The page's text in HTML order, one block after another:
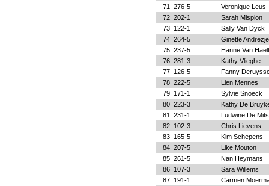
71
276-5
Veronique Leus
72 202-1
Sarah Misplon
73 122-1
Sally Van Dyck
74 264-5
Ginette
75 237-5
Hanne Van
76 281-3
Kathy Vlieghe
77 126-5
Fanny
78 222-5
Lien Mennes
79 171-1
Sylvie Snoeck
80 223-3
Kathy De
81
231-1
Ludwine De Mits
82 102-3
Chris Lievens
83 165-5
Kim Schepens
84 207-5
Like Mouton
85 261-5
Nan Heymans
86 107-3
Sara Willems
87 191-1
Carmen